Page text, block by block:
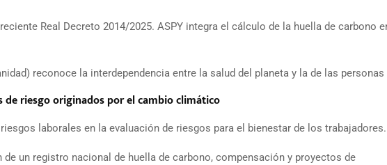
Real Decreto 2014/2025. ASPY integra el cálculo de la huella de carbono
reconoce la interdependencia entre la salud del planeta y la de las personas
riesgo originados por el cambio climático
laborales en la evaluación de riesgos para el bienestar de los trabajadores.
un registro nacional de huella de carbono, compensación y proyectos de